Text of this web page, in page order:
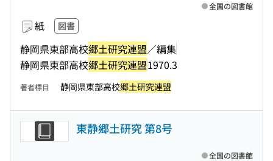
紙 図書
静岡県東部高校郷土研究連盟／編集
静岡県東部高校郷土研究連盟1970.3
全国の図書館
著者標目 静岡県東部高校郷土研究連盟
東静郷土研究 第8号
全国の図書館